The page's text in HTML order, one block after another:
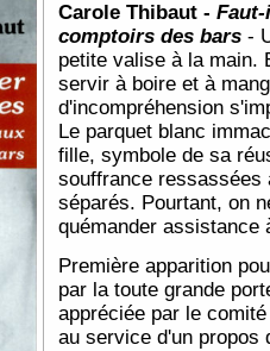
Carole Thibaut -
comptoirs des bars -
petite valise à la main.
servir à boire et à
d'incompréhension
Le parquet blanc
fille, symbole de sa
souffrance ressassées
séparés. Pourtant, on
quémander
Première apparition
par la toute grande
appréciée par le
au service d'un propos